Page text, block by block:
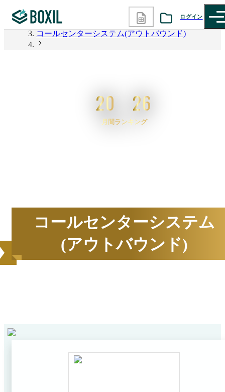
ログイン
BOXILの使い方ガイド 情報掲載をご希望の方へ
BOXIL
コールセンターシステム(アウトバウンド)
20 26
月間ランキング
コールセンターシステム
(アウトバウンド)